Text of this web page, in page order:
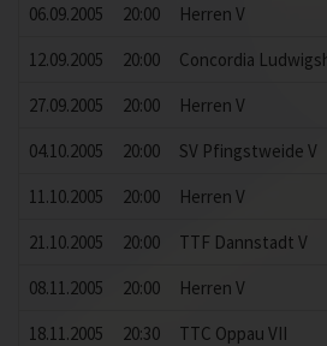
06.09.2005
20:00 Herren V
12.09.2005
20:00 Concordia
27.09.2005
20:00 Herren V
04.10.2005
20:00 SV Pfingstweide V
11.10.2005
20:00 Herren V
21.10.2005
20:00 TTF Dannstadt V
08.11.2005
20:00 Herren V
18.11.2005
20:30 TTC Oppau VII